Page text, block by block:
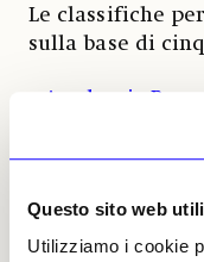
Questo sito web
Utilizziamo i cookie
Le classifiche
sulla base di
Academic
sondaggio che
accademici, ai
disciplinare;